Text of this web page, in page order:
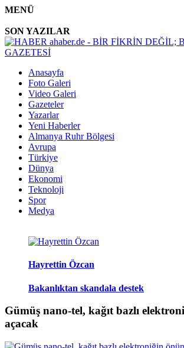
MENÜ
SON YAZILAR
Anasayfa
Foto Galeri
Video Galeri
Gazeteler
Yazarlar
Yeni Haberler
Almanya Ruhr Bölgesi
Avrupa
Türkiye
Dünya
Ekonomi
Teknoloji
Spor
Medya
Hayrettin Özcan
Bakanlıktan skandala destek
Gümüş nano-tel, kağıt bazlı
açacak